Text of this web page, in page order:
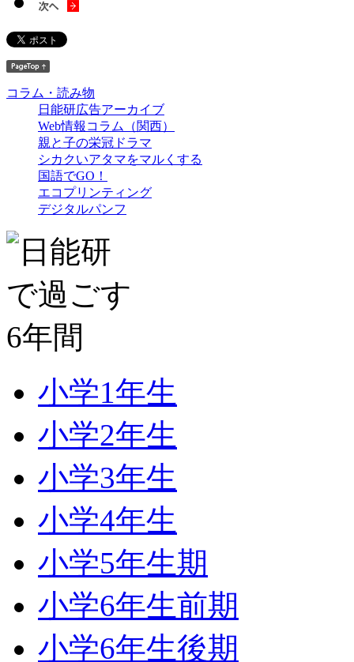
コラム・読み物
日能研広告アーカイブ
Web情報コラム（関西）
親と子の栄冠ドラマ
シカクいアタマをマルくする
国語でGO！
エコプリンティング
デジタルパンフ
小学1年生
小学2年生
小学3年生
小学4年生
小学5年生期
小学6年生前期
小学6年生後期